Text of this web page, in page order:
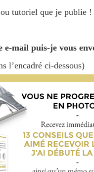
tutoriel que je publie !
e-mail puis-je vous
l’encadré ci-dessous)